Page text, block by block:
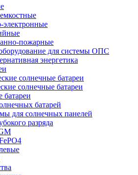
пожарные
для системы ОПС
энергетика
солнечные батареи
солнечные батареи
батареи
батарей
для солнечных панелей
разряда